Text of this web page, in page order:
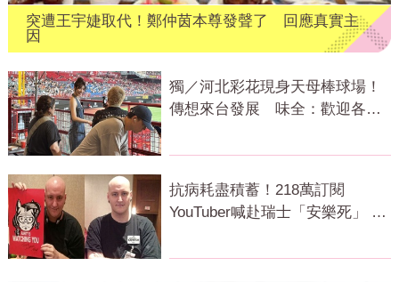
突遭王宇婕取代！鄭仲茵本尊發聲了 回應真實主
因
獨／河北彩花現身天母棒球場！
傳想來台發展 味全：歡迎各界
抗病耗盡積蓄！218萬訂閱
YouTuber喊赴瑞士「安樂死」 上